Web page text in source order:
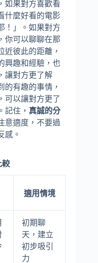
如果對方喜歡看
什麼好看的電影
！」。如果對方
你可以聊聊在那
近彼此的距離，
興趣和經驗，也
讓對方更了解
的有趣的事情，
可以讓對方更了
記住， 真誠的分
意適度，不要過
感。
較
適用情境
初期聊
天，建立
初步吸引
力